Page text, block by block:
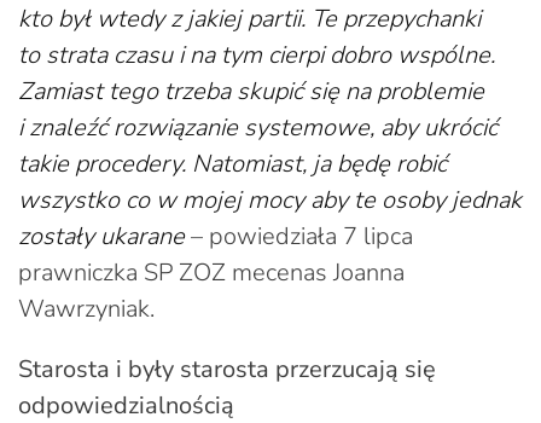
kto był wtedy z jakiej partii. Te przepychanki
to strata czasu i na tym cierpi dobro wspólne.
Zamiast tego trzeba skupić się na problemie
i znaleźć rozwiązanie systemowe, aby ukrócić
takie procedery. Natomiast, ja będę robić
wszystko co w mojej mocy aby te osoby jednak
zostały ukarane– powiedziała 7 lipca
prawniczka SP ZOZ mecenas Joanna
Wawrzyniak.
Starosta i były starosta przerzucają się
odpowiedzialnością